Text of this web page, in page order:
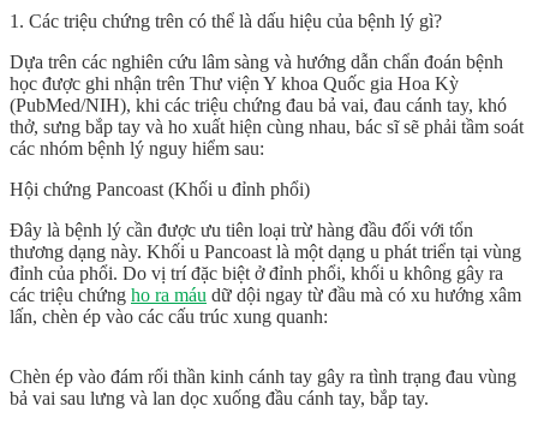
1. Các triệu chứng trên có thể là dấu hiệu của bệnh lý gì?
Dựa trên các nghiên cứu lâm sàng và hướng dẫn chẩn đoán bệnh
học được ghi nhận trên Thư viện Y khoa Quốc gia Hoa Kỳ
(PubMed/NIH), khi các triệu chứng đau bả vai, đau cánh tay, khó
thở, sưng bắp tay và ho xuất hiện cùng nhau, bác sĩ sẽ phải tầm soát
các nhóm bệnh lý nguy hiểm sau:
Hội chứng Pancoast (Khối u đỉnh phổi)
Đây là bệnh lý cần được ưu tiên loại trừ hàng đầu đối với tổn
thương dạng này. Khối u Pancoast là một dạng u phát triển tại vùng
đỉnh của phổi. Do vị trí đặc biệt ở đỉnh phổi, khối u không gây ra
các triệu chứng ho ra máu dữ dội ngay từ đầu mà có xu hướng xâm
lấn, chèn ép vào các cấu trúc xung quanh:
Chèn ép vào đám rối thần kinh cánh tay gây ra tình trạng đau vùng
bả vai sau lưng và lan dọc xuống đầu cánh tay, bắp tay.